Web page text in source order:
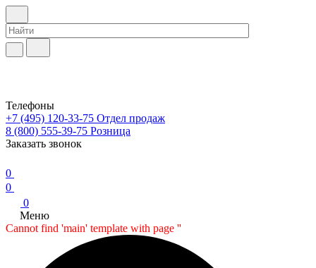
Телефоны
+7 (495) 120-33-75 Отдел продаж
8 (800) 555-39-75 Розница
Заказать звонок
0
0
0
Меню
Cannot find 'main' template with page ''